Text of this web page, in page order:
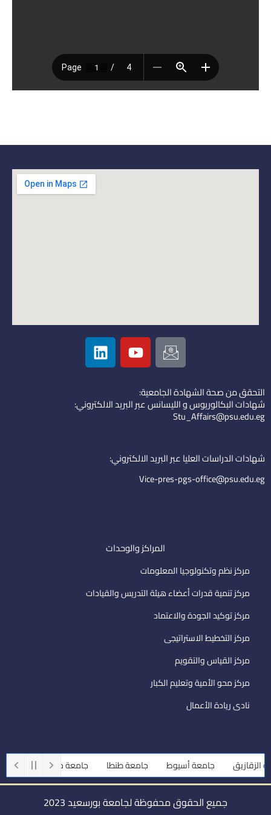
I
c
o
n
-
e
i
l
Y
o
u
u
b
L
i
n
e
d
التحقق من صحة الشهادة الجامعية:
شهادات البكالوريوس و الليسانس عبر البريد الالكتروني:
Stu_Affairs@psu.edu.eg
شهادات الدراسات العليا عبر البريد الالكتروني:
Vice-pres-pgs-office@psu.edu.eg
المراكز والوحدات
مركز نظم وتكنولوجيا المعلومات
مركز تنمية قدرات أعضاء هيئة التدريس والقيادات
مركز توكيد الجودة والاعتماد
مركز التخطيط الاستراتيجى
مركز القياس والتقويم
مركز محو الأمية وتعليم الكبار
نادى ريادة الأعمال
جامعة أسيوط جامعة طنطا جامعة حلوان جامعة
جميع الحقوق محفوظة لجامعة بورسعيد 2023